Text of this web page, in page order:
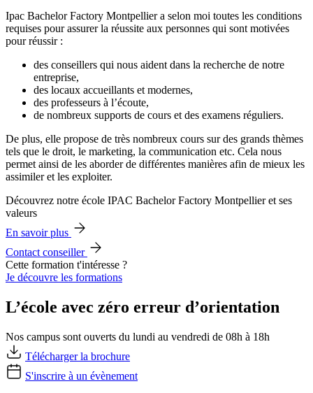
Ipac Bachelor Factory Montpellier a selon moi toutes les conditions
requises pour assurer la réussite aux personnes qui sont motivées
pour réussir :
des conseillers qui nous aident dans la recherche de notre
entreprise,
des locaux accueillants et modernes,
des professeurs à l’écoute,
de nombreux supports de cours et des examens réguliers.
De plus, elle propose de très nombreux cours sur des grands thèmes
tels que le droit, le marketing, la communication etc. Cela nous
permet ainsi de les aborder de différentes manières afin de mieux les
assimiler et les exploiter.
Découvrez notre école IPAC Bachelor Factory Montpellier et ses
valeurs
En savoir plus
Contact conseiller
Cette formation t'intéresse ?
Je découvre les formations
L’école avec zéro erreur d’orientation
Nos campus sont ouverts du lundi au vendredi de 08h à 18h
Télécharger la brochure
S'inscrire à un évènement